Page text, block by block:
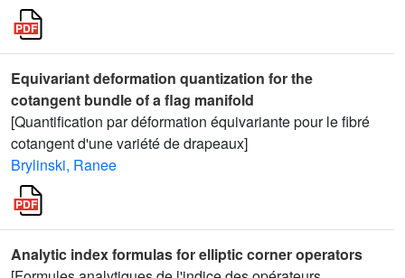
Equivariant deformation quantization for the
cotangent bundle of a flag manifold
[Quantification par déformation équivariante pour le fibré
cotangent d'une variété de drapeaux]
Brylinski, Ranee
Analytic index formulas for elliptic corner operators